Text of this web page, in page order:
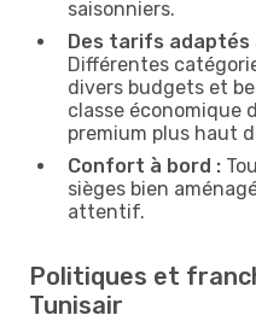
saisonniers.
Des tarifs adaptés
Différentes
divers budgets et
classe économique
premium plus haut
Confort à bord :
sièges bien
attentif.
Politiques et
Tunisair